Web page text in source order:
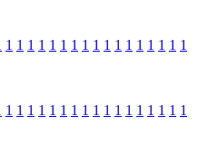
1 1 1 1 1 1 1 1 1 1 1 1 1 1 1 1 1
1 1 1 1 1 1 1 1 1 1 1 1 1 1 1 1 1